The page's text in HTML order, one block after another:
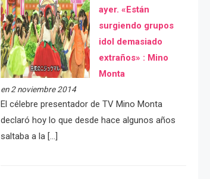
ayer. «Están
surgiendo grupos
idol demasiado
extraños» : Mino
Monta
en 2 noviembre 2014
El célebre presentador de TV Mino Monta
declaró hoy lo que desde hace algunos años
saltaba a la […]